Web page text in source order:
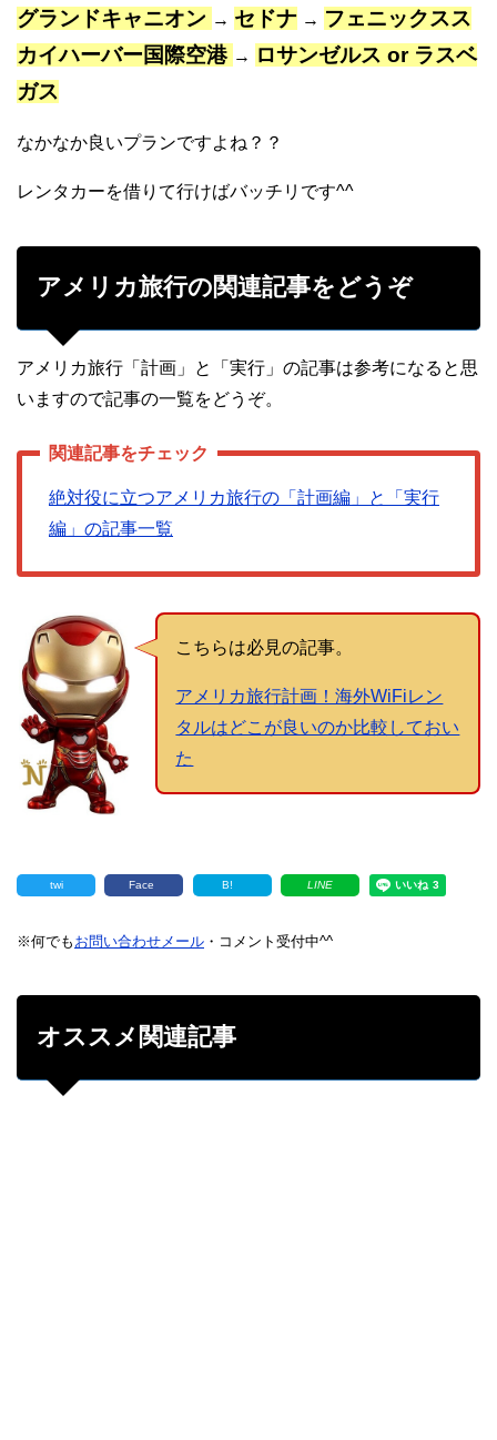
グランドキャニオン → セドナ → フェニックスス
カイハーバー国際空港 → ロサンゼルス or ラスベ
ガス
なかなか良いプランですよね？？
レンタカーを借りて行けばバッチリです^^
アメリカ旅行の関連記事をどうぞ
アメリカ旅行「計画」と「実行」の記事は参考になると思
いますので記事の一覧をどうぞ。
絶対役に立つアメリカ旅行の「計画編」と「実行
編」の記事一覧
こちらは必見の記事。
アメリカ旅行計画！海外WiFiレン
タルはどこが良いのか比較しておい
た
twi Face B! LINE
※何でも お問い合わせメール ・コメント受付中^^
オススメ関連記事